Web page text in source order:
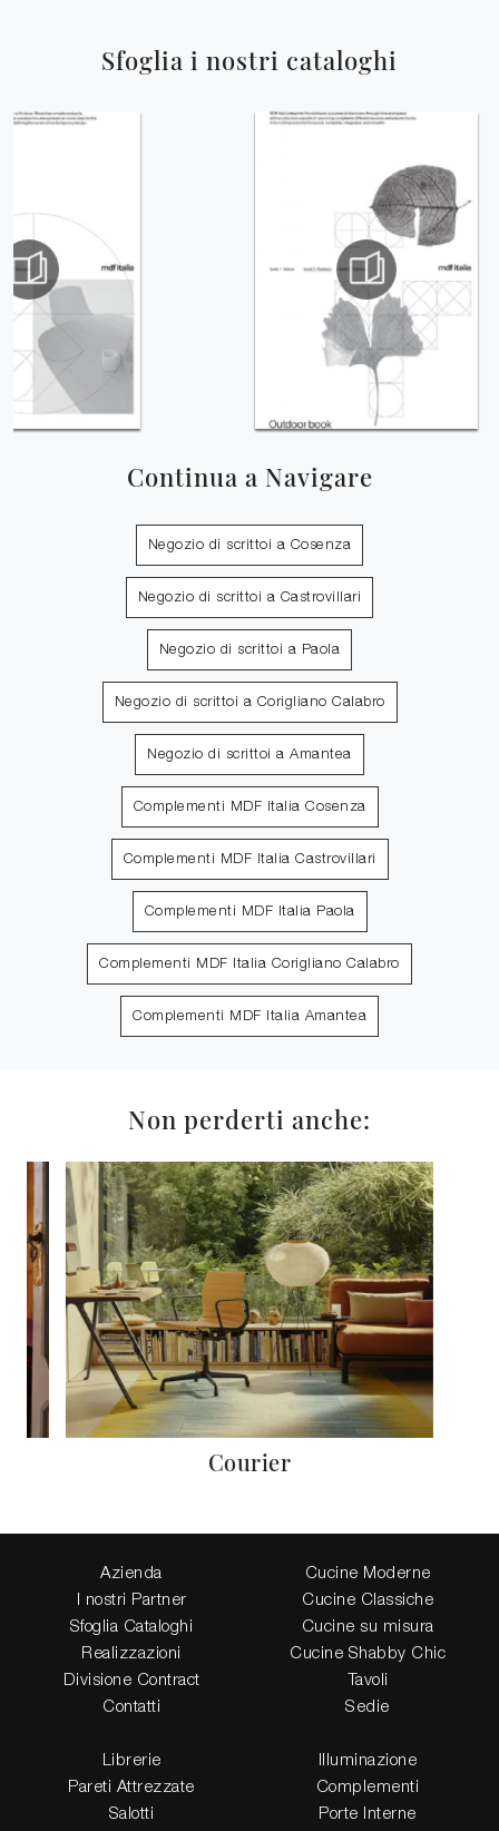
Sfoglia i nostri cataloghi
Continua a Navigare
Negozio di scrittoi a Cosenza
Negozio di scrittoi a Castrovillari
Negozio di scrittoi a Paola
Negozio di scrittoi a Corigliano Calabro
Negozio di scrittoi a Amantea
Complementi MDF Italia Cosenza
Complementi MDF Italia Castrovillari
Complementi MDF Italia Paola
Complementi MDF Italia Corigliano Calabro
Complementi MDF Italia Amantea
Non perderti anche:
Courier
Azienda
I nostri Partner
Sfoglia Cataloghi
Realizzazioni
Divisione Contract
Contatti
Cucine Moderne
Cucine Classiche
Cucine su misura
Cucine Shabby Chic
Tavoli
Sedie
Librerie
Pareti Attrezzate
Salotti
Illuminazione
Complementi
Porte Interne